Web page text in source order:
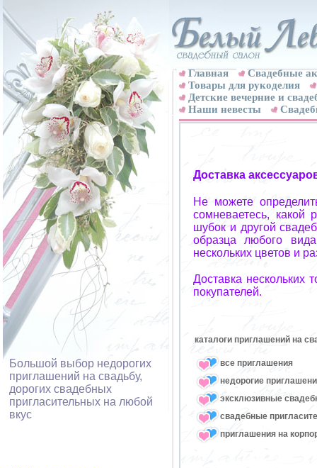
Большой выбор недорогих
приглашений на свадьбу,
дорогих свадебных
пригласительных на любой
вкус
Главная
Свадебные
Товары для рукоделия
Детские вечерние и
Наши невесты
Доставка
Не можете
сомневаетесь, какой
шубок и другой
образца любого
нескольких цветов и
Доставка нескольких
покупателей.
каталоги приглашений на
все приглашения
недорогие
эксклюзивные
свадебные
приглашения на